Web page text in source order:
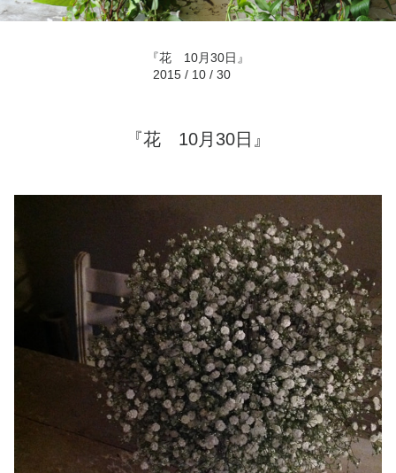
『花 10月30日』
2015 / 10 / 30
『花 10月30日』